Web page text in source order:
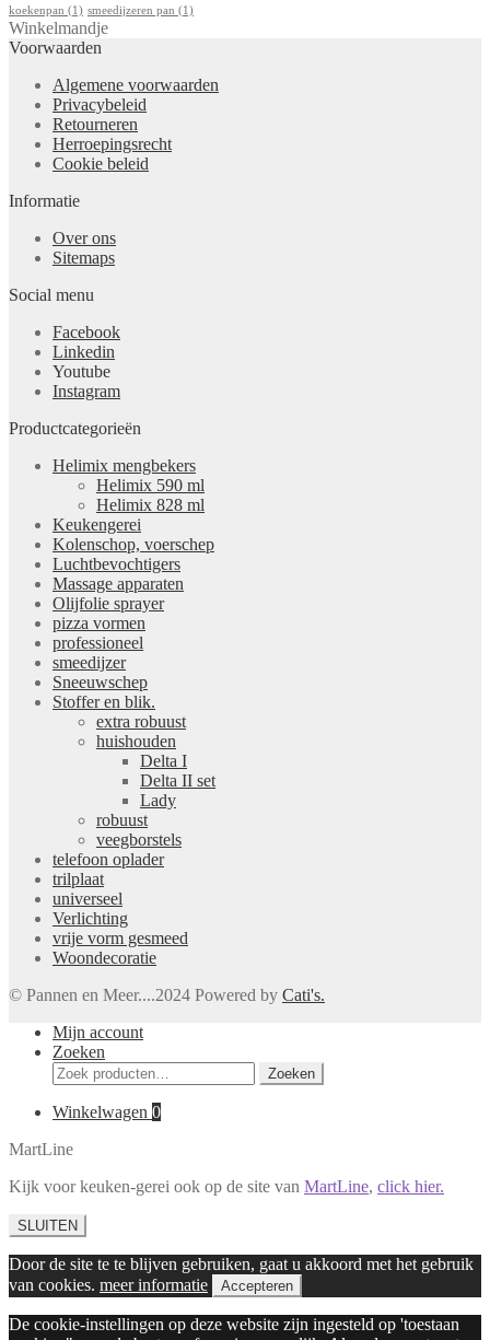
koekenpan (1) smeedijzeren pan (1)
Winkelmandje
Voorwaarden
Algemene voorwaarden
Privacybeleid
Retourneren
Herroepingsrecht
Cookie beleid
Informatie
Over ons
Sitemaps
Social menu
Facebook
Linkedin
Youtube
Instagram
Productcategorieën
Helimix mengbekers
Helimix 590 ml
Helimix 828 ml
Keukengerei
Kolenschop, voerschep
Luchtbevochtigers
Massage apparaten
Olijfolie sprayer
pizza vormen
professioneel
smeedijzer
Sneeuwschep
Stoffer en blik.
extra robuust
huishouden
Delta I
Delta II set
Lady
robuust
veegborstels
telefoon oplader
trilplaat
universeel
Verlichting
vrije vorm gesmeed
Woondecoratie
© Pannen en Meer....2024 Powered by Cati's.
Mijn account
Zoeken
Zoeken
naar:
Zoeken
Winkelwagen 0
MartLine
Kijk voor keuken-gerei ook op de site van MartLine, click hier.
SLUITEN
Door de site te te blijven gebruiken, gaat u akkoord met het gebruik
van cookies. meer informatie Accepteren
De cookie-instellingen op deze website zijn ingesteld op 'toestaan